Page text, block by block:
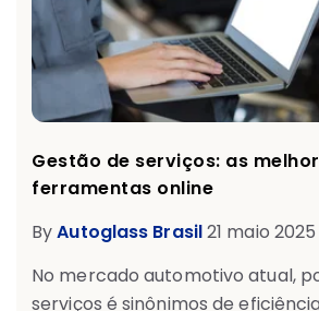
Gestão de serviços: as
ferramentas online
ByAutoglass Brasil21 maio 2025
No mercado automotivo atual,
serviços é sinônimos de